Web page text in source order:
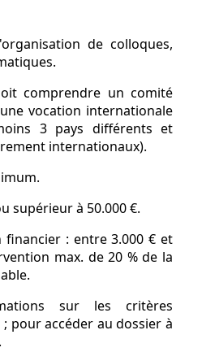
de colloques,
comprendre un comité
vocation internationale
3 pays différents et
internationaux).
supérieur à 50.000 €.
: entre 3.000 € et
max. de 20 % de la
sur les critères
; pour accéder au dossier à
.